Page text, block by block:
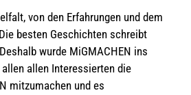
von den Erfahrungen und dem
besten Geschichten schreibt
wurde MiGMACHEN ins
allen Interessierten die
mitzumachen und es